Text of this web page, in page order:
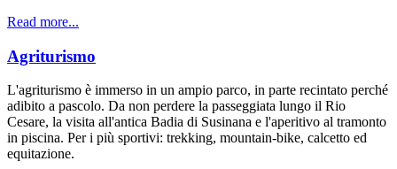
Read more...
Agriturismo
L'agriturismo è immerso in un ampio parco, in parte recintato perché
adibito a pascolo. Da non perdere la passeggiata lungo il Rio
Cesare, la visita all'antica Badia di Susinana e l'aperitivo al tramonto
in piscina. Per i più sportivi: trekking, mountain-bike, calcetto ed
equitazione.